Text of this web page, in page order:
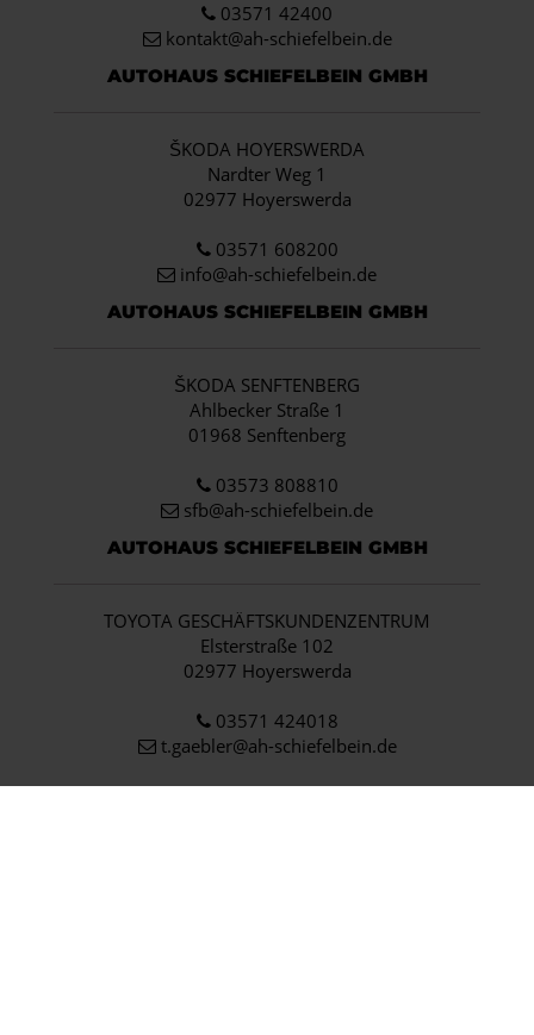
03571 42400
kontakt@ah-schiefelbein.de
AUTOHAUS SCHIEFELBEIN GMBH
ŠKODA HOYERSWERDA
Nardter Weg 1
02977 Hoyerswerda
03571 608200
info@ah-schiefelbein.de
AUTOHAUS SCHIEFELBEIN GMBH
ŠKODA SENFTENBERG
Ahlbecker Straße 1
01968 Senftenberg
03573 808810
sfb@ah-schiefelbein.de
AUTOHAUS SCHIEFELBEIN GMBH
TOYOTA GESCHÄFTSKUNDENZENTRUM
Elsterstraße 102
02977 Hoyerswerda
03571 424018
t.gaebler@ah-schiefelbein.de